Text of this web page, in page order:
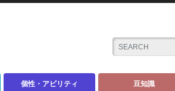
個性・アビリティ 豆知識